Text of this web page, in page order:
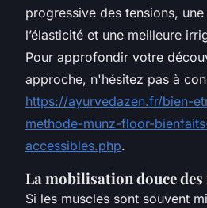
progressive des tensions,
l’élasticité et une meilleure
Pour approfondir votre
approche, n'hésitez pas à
https://ayurvedazen.fr/bien-
methode-munz-floor-
accessibles.php.
La mobilisation douce des
Si les muscles sont souvent